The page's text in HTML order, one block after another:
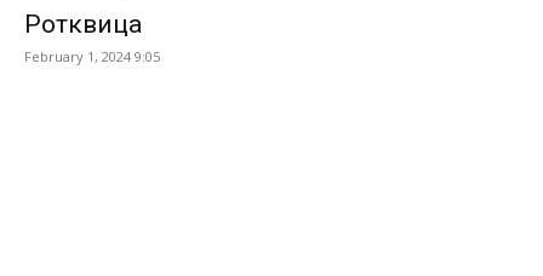
Ротквица
February 1, 2024 9:05